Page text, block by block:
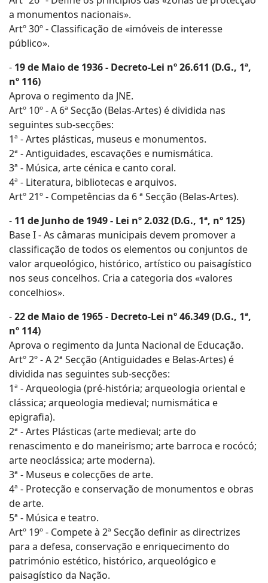
a monumentos nacionais».
Artº 30º - Classificação de «imóveis de interesse
público».
- 19 de Maio de 1936 - Decreto-Lei nº 26.611 (D.G., 1ª,
nº 116)
Aprova o regimento da JNE.
Artº 10º - A 6ª Secção (Belas-Artes) é dividida nas
seguintes sub-secções:
1ª - Artes plásticas, museus e monumentos.
2ª - Antiguidades, escavações e numismática.
3ª - Música, arte cénica e canto coral.
4ª - Literatura, bibliotecas e arquivos.
Artº 21º - Competências da 6 ª Secção (Belas-Artes).
- 11 de Junho de 1949 - Lei nº 2.032 (D.G., 1ª, nº 125)
Base I - As câmaras municipais devem promover a
classificação de todos os elementos ou conjuntos de
valor arqueológico, histórico, artístico ou paisagístico
nos seus concelhos. Cria a categoria dos «valores
concelhios».
-22 de Maio de 1965 - Decreto-Lei nº 46.349 (D.G., 1ª,
nº 114)
Aprova o regimento da Junta Nacional de Educação.
Artº 2º - A 2ª Secção (Antiguidades e Belas-Artes) é
dividida nas seguintes sub-secções:
1ª - Arqueologia (pré-história; arqueologia oriental e
clássica; arqueologia medieval; numismática e
epigrafia).
2ª - Artes Plásticas (arte medieval; arte do
renascimento e do maneirismo; arte barroca e rocócó;
arte neoclássica; arte moderna).
3ª - Museus e colecções de arte.
4ª - Protecção e conservação de monumentos e obras
de arte.
5ª - Música e teatro.
Artº 19º - Compete à 2ª Secção definir as directrizes
para a defesa, conservação e enriquecimento do
património estético, histórico, arqueológico e
paisagístico da Nação.